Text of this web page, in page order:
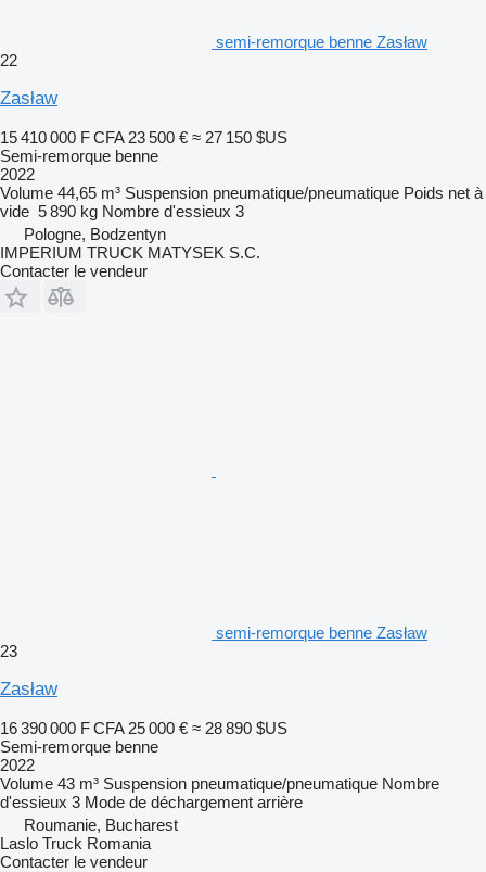
semi-remorque benne Zasław
22
Zasław
15 410 000 F CFA 23 500 € ≈ 27 150 $US
Semi-remorque benne
2022
Volume 44,65 m³ Suspension pneumatique/pneumatique Poids net à
vide 5 890 kg Nombre d'essieux 3
Pologne, Bodzentyn
IMPERIUM TRUCK MATYSEK S.C.
Contacter le vendeur
semi-remorque benne Zasław
23
Zasław
16 390 000 F CFA 25 000 € ≈ 28 890 $US
Semi-remorque benne
2022
Volume 43 m³ Suspension pneumatique/pneumatique Nombre
d'essieux 3 Mode de déchargement arrière
Roumanie, Bucharest
Laslo Truck Romania
Contacter le vendeur